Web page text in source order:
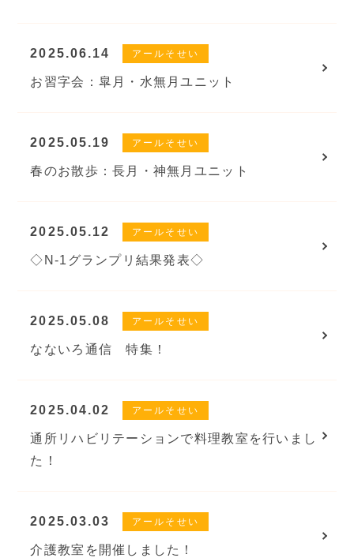
2025.06.14 アールそせい
お習字会：皐月・水無月ユニット
2025.05.19 アールそせい
春のお散歩：長月・神無月ユニット
2025.05.12 アールそせい
◇N-1グランプリ結果発表◇
2025.05.08 アールそせい
なないろ通信 特集！
2025.04.02 アールそせい
通所リハビリテーションで料理教室を行いまし
た！
2025.03.03 アールそせい
介護教室を開催しました！